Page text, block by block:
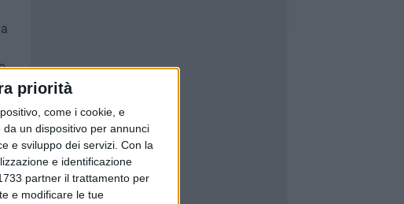
priorità
come i cookie, e
un dispositivo per annunci
e sviluppo dei servizi. Con la
e identificazione
partner il trattamento per
e modificare le tue